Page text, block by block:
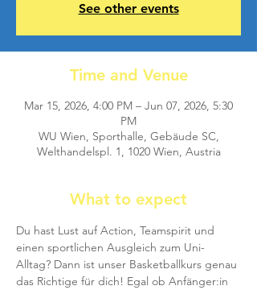
See other events
Time and Venue
Mar 15, 2026, 4:00 PM – Jun 07, 2026, 5:30
PM
WU Wien, Sporthalle, Gebäude SC,
Welthandelspl. 1, 1020 Wien, Austria
What to expect
Du hast Lust auf Action, Teamspirit und
einen sportlichen Ausgleich zum Uni-
Alltag? Dann ist unser Basketballkurs genau
das Richtige für dich! Egal ob Anfänger:in